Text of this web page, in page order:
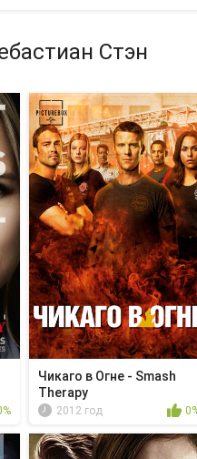
Стэн
Чикаго в Огне - Smash
Therapy
2012 год